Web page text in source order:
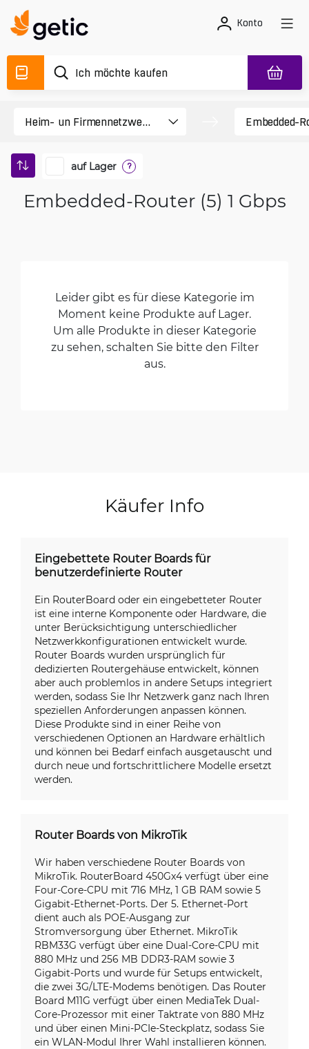
Konto
auf Lager ?
Embedded-Router (5) 1 Gbps
Leider gibt es für diese Kategorie im
Moment keine Produkte auf Lager.
Um alle Produkte in dieser Kategorie
zu sehen, schalten Sie bitte den Filter
aus.
Käufer Info
Eingebettete Router Boards für
benutzerdefinierte Router
Ein RouterBoard oder ein eingebetteter Router
ist eine interne Komponente oder Hardware, die
unter Berücksichtigung unterschiedlicher
Netzwerkkonfigurationen entwickelt wurde.
Router Boards wurden ursprünglich für
dedizierten Routergehäuse entwickelt, können
aber auch problemlos in andere Setups integriert
werden, sodass Sie Ihr Netzwerk ganz nach Ihren
speziellen Anforderungen anpassen können.
Diese Produkte sind in einer Reihe von
verschiedenen Optionen an Hardware erhältlich
und können bei Bedarf einfach ausgetauscht und
durch neue und fortschrittlichere Modelle ersetzt
werden.
Router Boards von MikroTik
Wir haben verschiedene Router Boards von
MikroTik. RouterBoard 450Gx4 verfügt über eine
Four-Core-CPU mit 716 MHz, 1 GB RAM sowie 5
Gigabit-Ethernet-Ports. Der 5. Ethernet-Port
dient auch als POE-Ausgang zur
Stromversorgung über Ethernet. MikroTik
RBM33G verfügt über eine Dual-Core-CPU mit
880 MHz und 256 MB DDR3-RAM sowie 3
Gigabit-Ports und wurde für Setups entwickelt,
die zwei 3G/LTE-Modems benötigen. Das Router
Board M11G verfügt über einen MediaTek Dual-
Core-Prozessor mit einer Taktrate von 880 MHz
und über einen Mini-PCIe-Steckplatz, sodass Sie
ein WLAN-Modul Ihrer Wahl installieren können.